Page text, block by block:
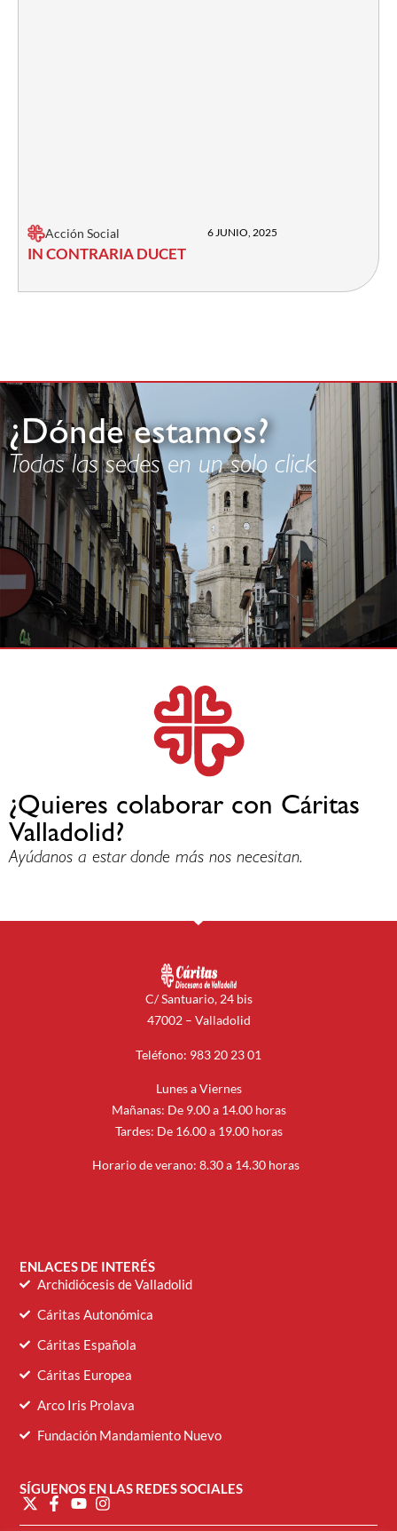
Acción Social 6 JUNIO, 2025
IN CONTRARIA DUCET
¿Dónde estamos?
Todas las sedes en un solo click
¿Quieres colaborar con Cáritas
Valladolid?
Ayúdanos a estar donde más nos necesitan.
C/ Santuario, 24 bis
47002 – Valladolid
Teléfono: 983 20 23 01
Lunes a Viernes
Mañanas: De 9.00 a 14.00 horas
Tardes: De 16.00 a 19.00 horas
Horario de verano: 8.30 a 14.30 horas
ENLACES DE INTERÉS
Archidiócesis de Valladolid
Cáritas Autonómica
Cáritas Española
Cáritas Europea
Arco Iris Prolava
Fundación Mandamiento Nuevo
SÍGUENOS EN LAS REDES SOCIALES